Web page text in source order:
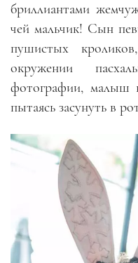
бриллиантами
чей мальчик! Сын
пушистых
окружении
фотографии, малыш
пытаясь засунуть в